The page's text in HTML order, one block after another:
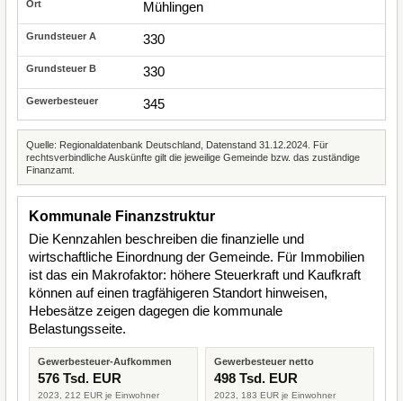
Mühlingen
330
330
345
Quelle: Regionaldatenbank Deutschland, Datenstand 31.12.2024. Für
rechtsverbindliche Auskünfte gilt die jeweilige Gemeinde bzw. das zuständige
Finanzamt.
Kommunale Finanzstruktur
Die Kennzahlen beschreiben die finanzielle und
wirtschaftliche Einordnung der Gemeinde. Für Immobilien
ist das ein Makrofaktor: höhere Steuerkraft und Kaufkraft
können auf einen tragfähigeren Standort hinweisen,
Hebesätze zeigen dagegen die kommunale
Belastungsseite.
Gewerbesteuer-Aufkommen
576 Tsd. EUR
2023, 212 EUR je Einwohner
Gewerbesteuer netto
498 Tsd. EUR
2023, 183 EUR je Einwohner